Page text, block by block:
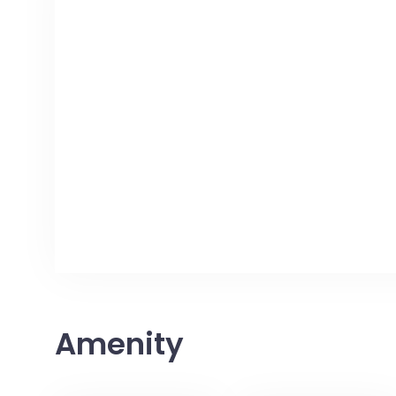
Amenity